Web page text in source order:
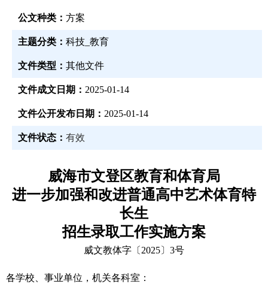
公文种类： 方案
主题分类： 科技_教育
文件类型： 其他文件
文件成文日期： 2025-01-14
文件公开发布日期： 2025-01-14
文件状态： 有效
威海市文登区教育和体育局
进一步加强和改进普通高中艺术体育特
长生
招生录取工作实施方案
威文教体字〔2025〕3号
各学校、事业单位，机关各科室：